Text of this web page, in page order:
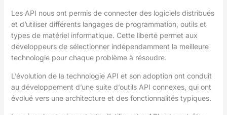
Les API nous ont permis de connecter des logiciels distribués
et d’utiliser différents langages de programmation, outils et
types de matériel informatique. Cette liberté permet aux
développeurs de sélectionner indépendamment la meilleure
technologie pour chaque problème à résoudre.
L’évolution de la technologie API et son adoption ont conduit
au développement d’une suite d’outils API connexes, qui ont
évolué vers une architecture et des fonctionnalités typiques.